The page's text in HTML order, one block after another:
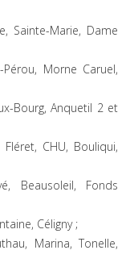
Sainte-Marie, Dame
Morne Caruel,
Bourg, Anquetil 2 et
CHU, Bouliqui,
Beausoleil, Fonds
Céligny ;
Marina, Tonelle,